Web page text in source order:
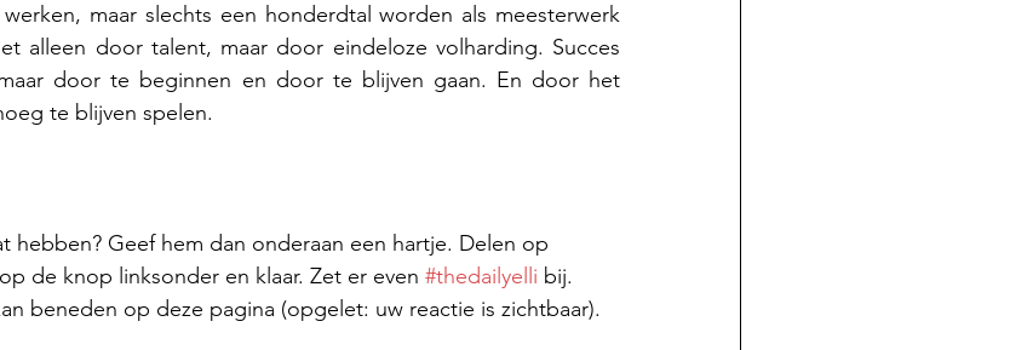
werken, maar slechts een honderdtal worden als meesterwerk
alleen door talent, maar door eindeloze volharding. Succes
door te beginnen en door te blijven gaan. En door het
te blijven spelen.
hebben? Geef hem dan onderaan een hartje. Delen op
de knop linksonder en klaar. Zet er even #thedailyelli bij.
beneden op deze pagina (opgelet: uw reactie is zichtbaar).